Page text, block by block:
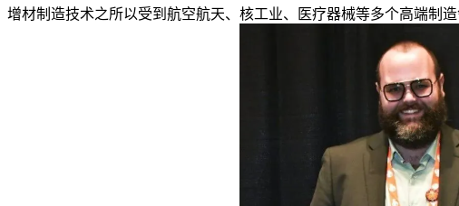
增材制造技术之所以受到航空航天、核工业、医疗器械等多个高端制